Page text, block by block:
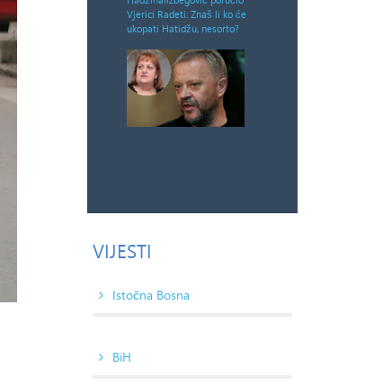
Vjerici Radeti: Znaš li ko će
ukopati Hatidžu, nesorto?
VIJESTI
Istočna Bosna
BiH